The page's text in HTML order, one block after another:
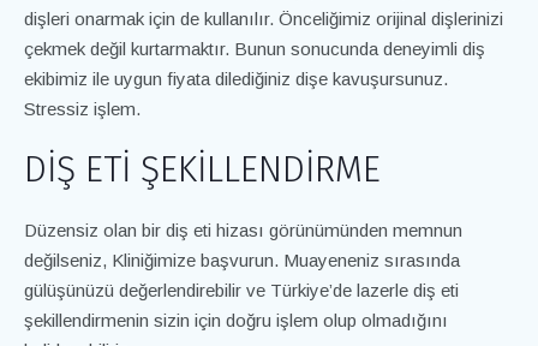
dişleri onarmak için de kullanılır. Önceliğimiz orijinal dişlerinizi
çekmek değil kurtarmaktır. Bunun sonucunda deneyimli diş
ekibimiz ile uygun fiyata dilediğiniz dişe kavuşursunuz.
Stressiz işlem.
DİŞ ETİ ŞEKİLLENDİRME
Düzensiz olan bir diş eti hizası görünümünden memnun
değilseniz, Kliniğimize başvurun. Muayeneniz sırasında
gülüşünüzü değerlendirebilir ve Türkiye’de lazerle diş eti
şekillendirmenin sizin için doğru işlem olup olmadığını